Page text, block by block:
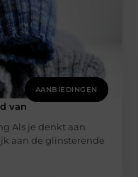
AANBIEDINGEN
van
Als je denkt aan
aan de glinsterende